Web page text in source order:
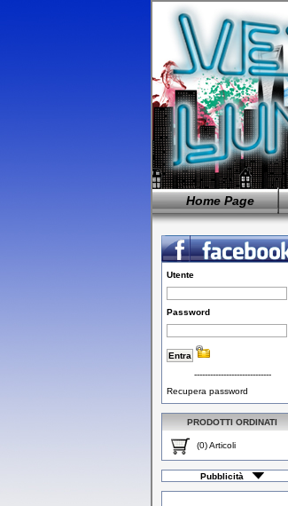
Home Page
Utente
Password
-----------------------------
Recupera password
PRODOTTI ORDINATI
(0) Articoli
Pubblicità